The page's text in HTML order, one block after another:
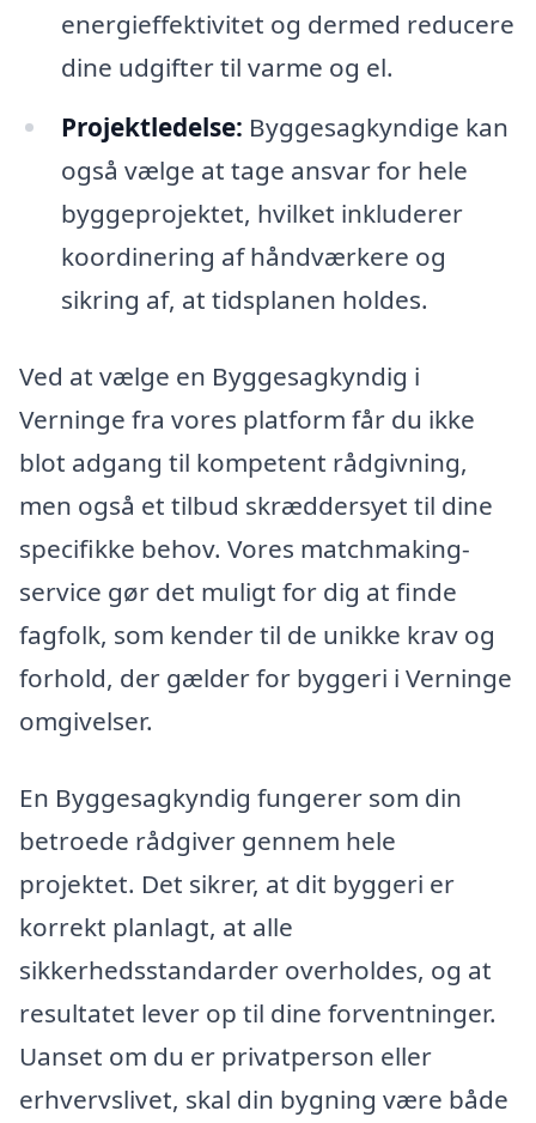
energieffektivitet og dermed reducere
dine udgifter til varme og el.
Projektledelse: Byggesagkyndige kan
også vælge at tage ansvar for hele
byggeprojektet, hvilket inkluderer
koordinering af håndværkere og
sikring af, at tidsplanen holdes.
Ved at vælge en Byggesagkyndig i
Verninge fra vores platform får du ikke
blot adgang til kompetent rådgivning,
men også et tilbud skræddersyet til dine
specifikke behov. Vores matchmaking-
service gør det muligt for dig at finde
fagfolk, som kender til de unikke krav og
forhold, der gælder for byggeri i Verninge
omgivelser.
En Byggesagkyndig fungerer som din
betroede rådgiver gennem hele
projektet. Det sikrer, at dit byggeri er
korrekt planlagt, at alle
sikkerhedsstandarder overholdes, og at
resultatet lever op til dine forventninger.
Uanset om du er privatperson eller
erhvervslivet, skal din bygning være både